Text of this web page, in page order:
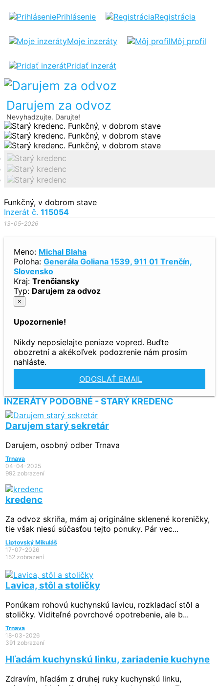
Prihlásenie Registrácia
Moje inzeráty Môj profil
Pridať inzerát
Darujem za odvoz
Nevyhadzujte. Darujte!
STARÝ
Funkčný, v dobrom stave
Inzerát č. 115054
13-05-2026
Meno: Michal Blaha
Poloha: Generála Goliana 1539, 911 01 Trenčín,
Slovensko
Kraj: Trenčiansky
Typ: Darujem za odvoz
×
Upozornenie!
Nikdy neposielajte peniaze vopred. Buďte
obozretní a akékoľvek podozrenie nám prosím
nahláste.
ODOSLAŤ EMAIL
INZERÁTY PODOBNÉ - STARÝ KREDENC
Darujem starý sekretár
Darujem, osobný odber Trnava
Trnava
04-04-2025
992 zobrazení
kredenc
Za odvoz skriňa, mám aj originálne sklenené koreničky,
tie však niesú súčasťou tejto ponuky. Pár vec...
Liptovský Mikuláš
17-07-2026
152 zobrazení
Lavica, stôl a stoličky
Ponúkam rohovú kuchynskú lavicu, rozkladací stôl a
stoličky. Viditeľné povrchové opotrebenie, ale b...
Trnava
18-03-2026
391 zobrazení
Hľadám kuchynskú linku, zariadenie kuchyne
Zdravím, hľadám z druhej ruky kuchynskú linku,